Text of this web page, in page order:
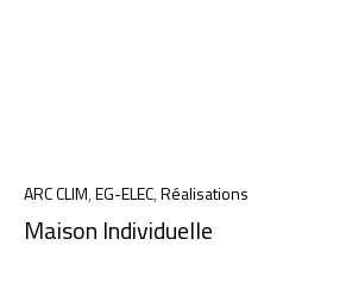
ARC CLIM,EG-ELEC,Réalisations
Maison Individuelle